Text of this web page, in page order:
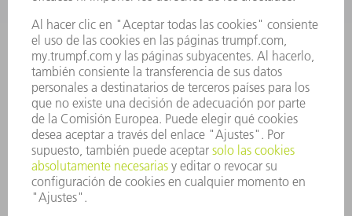
INFORME ANUAL
PRINCIPIOS CORPORATIVOS
CUMPLIMIENTO
SISTEMA DE INFORMADORES
SEGURIDAD
COMUNICADOS DE PRENSA
REVISTAS
SOSTENIBILIDAD
MEDIO AMBIENTE Y CLIMA
SOCIEDAD Y EMPRESA
GESTIÓN EMPRESARIAL